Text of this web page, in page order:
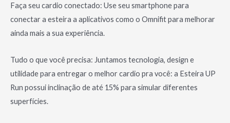
Faça seu cardio conectado: Use seu smartphone para
conectar a esteira a aplicativos como o Omnifit para melhorar
ainda mais a sua experiência.
Tudo o que você precisa: Juntamos tecnologia, design e
utilidade para entregar o melhor cardio pra você: a Esteira UP
Run possui inclinação de até 15% para simular diferentes
superfícies.